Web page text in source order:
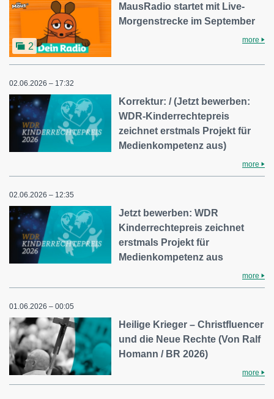
2
MausRadio startet mit Live-
Morgenstrecke im September
more
02.06.2026 – 17:32
Korrektur: / (Jetzt bewerben:
WDR-Kinderrechtepreis
zeichnet erstmals Projekt für
Medienkompetenz aus)
more
02.06.2026 – 12:35
Jetzt bewerben: WDR
Kinderrechtepreis zeichnet
erstmals Projekt für
Medienkompetenz aus
more
01.06.2026 – 00:05
Heilige Krieger – Christfluencer
und die Neue Rechte (Von Ralf
Homann / BR 2026)
more